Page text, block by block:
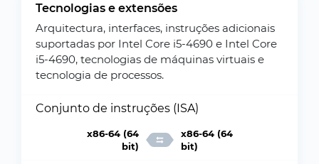
Tecnologias e extensões
Arquitectura, interfaces, instruções adicionais
suportadas por Intel Core i5-4690 e Intel Core
i5-4690, tecnologias de máquinas virtuais e
tecnologia de processos.
Conjunto de instruções (ISA)
x86-64 (64
bit)
x86-64 (64
bit)